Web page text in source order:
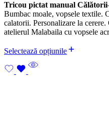
Tricou pictat manual Călătorii
Bumbac moale, vopsele textile.
calatorii. Personalizare la
atelierul Malabaila cu vopsele
Selectează opțiunile